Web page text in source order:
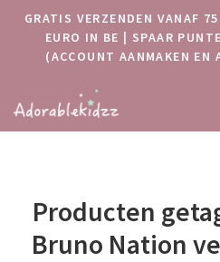
GRATIS VERZENDEN VANAF
EURO IN BE | SPAAR
(ACCOUNT AANMAKEN EN
Producten
Bruno Nation